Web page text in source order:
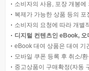
소비자의 사용, 포장 개봉
복제가 가능한 상품 등의
소비자의 요청에 따라 개별
디지털 컨텐츠인 eBook,
eBook 대여 상품은 대여 기
모바일 쿠폰 등록 후 취소/
중고상품이 구매확정(자동